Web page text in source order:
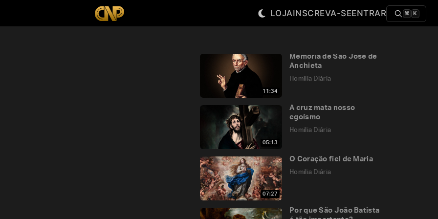
LOJAINSCREVA-SEENTRAR ⌘ K
11:34
Memória de São José de
Anchieta
Homilia Diária
05:13
A cruz mata nosso
egoísmo
Homilia Diária
07:27
O Coração fiel de Maria
Homilia Diária
Por que São João Batista